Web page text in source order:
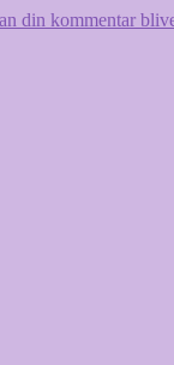
din kommentar